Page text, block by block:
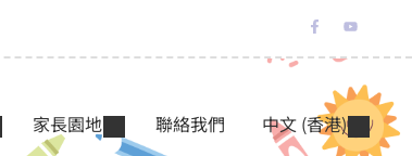
家長園地 聯絡我們 中文 (香港)